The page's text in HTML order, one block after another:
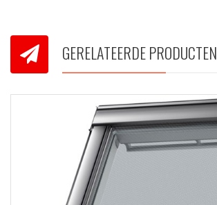
GERELATEERDE PRODUCTEN